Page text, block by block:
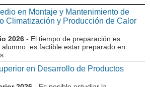
en Montaje y Mantenimiento de
Climatización y Producción de Calor
2026 - El tiempo de preparación es
es factible estar preparado en
en Desarrollo de Productos